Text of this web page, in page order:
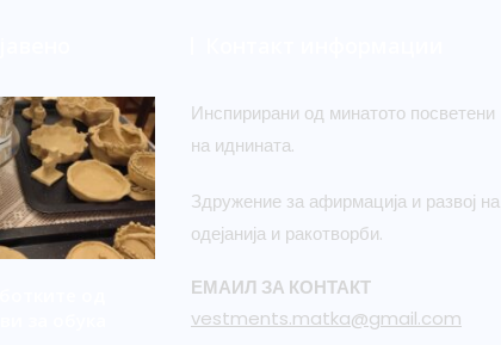
Инспирирани од минатото посветени
на иднината.
Здружение за афирмација и развој на
одејанија и ракотворби.
ЕМАИЛ ЗА КОНТАКТ
vestments.matka@gmail.com